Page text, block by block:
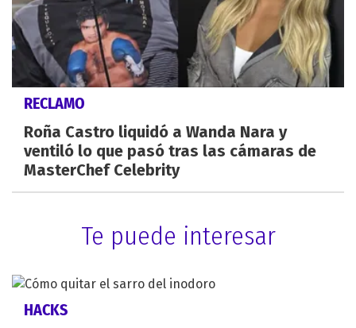
RECLAMO
Roña Castro liquidó a Wanda Nara y
ventiló lo que pasó tras las cámaras de
MasterChef Celebrity
Te puede interesar
HACKS